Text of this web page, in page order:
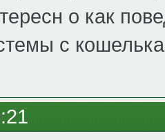
о как
с